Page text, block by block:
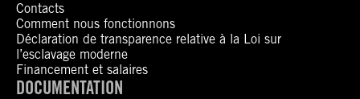
Contacts
Comment nous fonctionnons
Déclaration de transparence relative à la Loi sur
l’esclavage moderne
Financement et salaires
DOCUMENTATION